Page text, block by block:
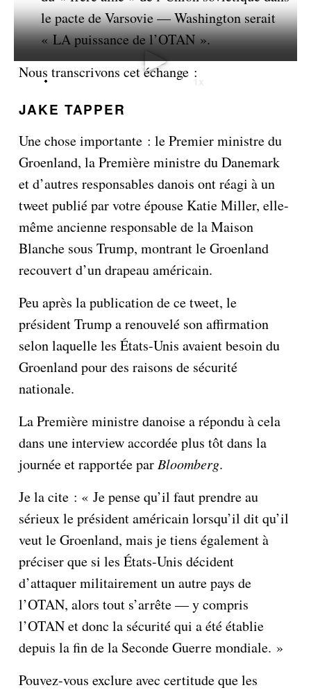
le pacte de Varsovie — Washington serait
« LA puissance de l’OTAN ».
Nous transcrivons cet échange :
JAKE TAPPER
Une chose importante : le Premier ministre du
Groenland, la Première ministre du Danemark
et d’autres responsables danois ont réagi à un
tweet publié par votre épouse Katie Miller, elle-
même ancienne responsable de la Maison
Blanche sous Trump, montrant le Groenland
recouvert d’un drapeau américain.
Peu après la publication de ce tweet, le
président Trump a renouvelé son affirmation
selon laquelle les États-Unis avaient besoin du
Groenland pour des raisons de sécurité
nationale.
La Première ministre danoise a répondu à cela
dans une interview accordée plus tôt dans la
journée et rapportée parBloomberg.
Je la cite : « Je pense qu’il faut prendre au
sérieux le président américain lorsqu’il dit qu’il
veut le Groenland, mais je tiens également à
préciser que si les États-Unis décident
d’attaquer militairement un autre pays de
l’OTAN, alors tout s’arrête — y compris
l’OTAN et donc la sécurité qui a été établie
depuis la fin de la Seconde Guerre mondiale. »
Pouvez-vous exclure avec certitude que les